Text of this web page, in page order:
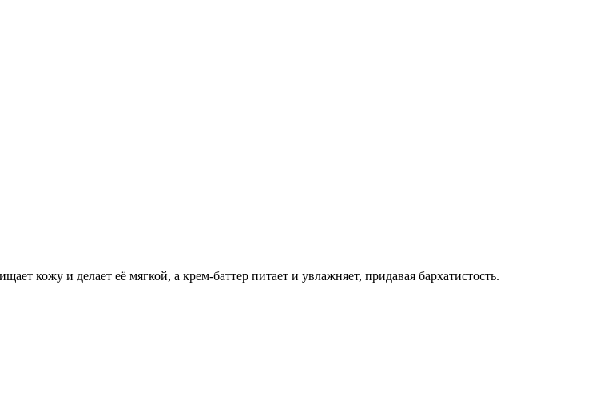
кожу и делает её мягкой, а крем-баттер питает и увлажняет, придавая бархатистость.